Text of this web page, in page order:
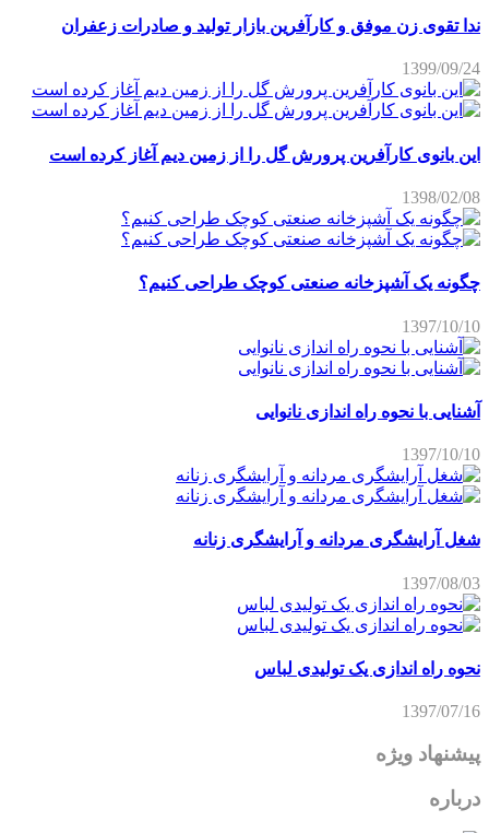
ندا تقوی زن موفق و کارآفرین بازار تولید و صادرات زعفران
1399/09/24
این بانوی کارآفرین پرورش گل را از زمین دیم آغاز کرده است
1398/02/08
چگونه یک آشپزخانه صنعتی کوچک طراحی کنیم؟
1397/10/10
آشنایی با نحوه راه اندازی نانوایی
1397/10/10
شغل آرایشگری مردانه و آرایشگری زنانه
1397/08/03
نحوه راه اندازی یک تولیدی لباس
1397/07/16
پیشنهاد ویژه
درباره